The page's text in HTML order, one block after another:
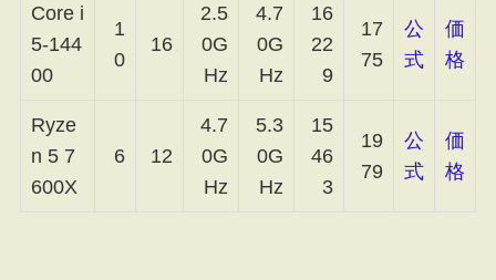
Core i
5-144
00
1
0
16
2.5
0G
Hz
4.7
0G
Hz
16
22
9
17
75
公
式
価
格
Ryze
n 5 7
600X
6 12
4.7
0G
Hz
5.3
0G
Hz
15
46
3
19
79
公
式
価
格